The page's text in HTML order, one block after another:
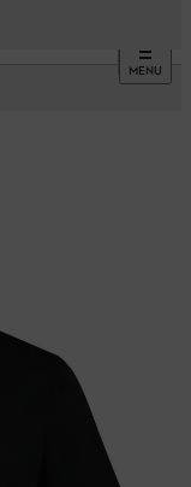
MENU